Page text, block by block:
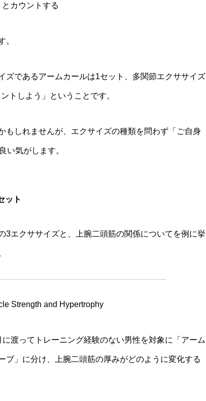
カウントする
。
であるアームカールは1セット、多関節エクササイズ
トしよう」ということです。
もしれませんが、エクサイズの種類を問わず「ご自身
い気がします。
ット
エクササイズと、上腕二頭筋の関係についてを例に挙
Strength and Hypertrophy
渡ってトレーニング経験のない男性を対象に「アーム
」に分け、上腕二頭筋の厚みがどのように変化する